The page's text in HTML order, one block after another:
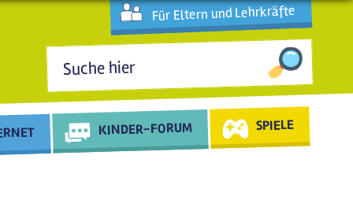
Für Eltern und Lehrkräfte
Suchformular
KINDER-FORUM SPIELE